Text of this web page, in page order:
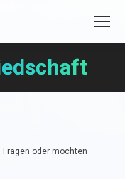
oder möchten